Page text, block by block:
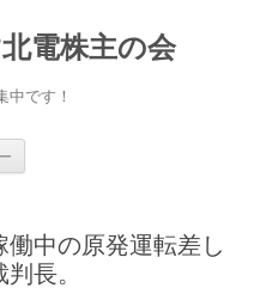
電株主の会
中です！
へ
移
動
中の原発運転差し
長。